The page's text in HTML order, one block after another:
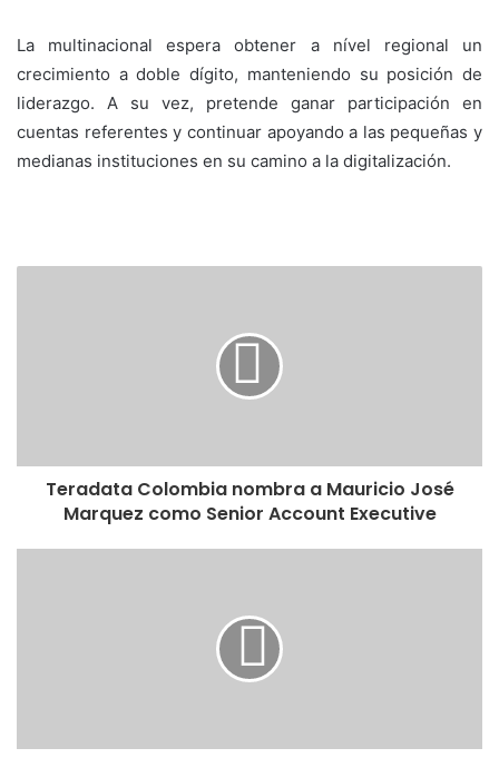
La multinacional espera obtener a nível regional un
crecimiento a doble dígito, manteniendo su posición de
liderazgo. A su vez, pretende ganar participación en
cuentas referentes y continuar apoyando a las pequeñas y
medianas instituciones en su camino a la digitalización.
Teradata Colombia nombra a Mauricio José
Marquez como Senior Account Executive